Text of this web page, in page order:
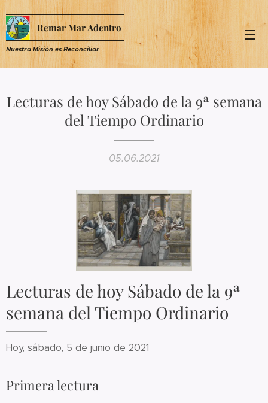
Remar Mar Adentro
Nuestra Misión es Reconciliar
Lecturas de hoy Sábado de la 9ª semana
del Tiempo Ordinario
05.06.2021
Lecturas de hoy Sábado de la 9ª
semana del Tiempo Ordinario
Hoy, sábado, 5 de junio de 2021
Primera lectura